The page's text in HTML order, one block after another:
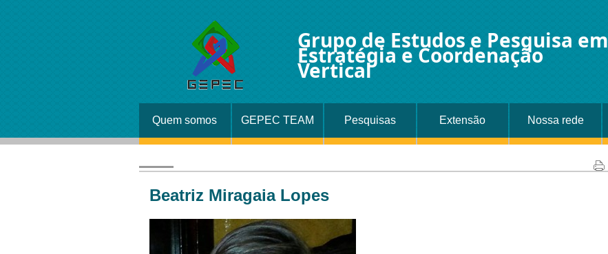
Grupo de Estudos e Pesquisa em
Estratégia e Coordenação
Vertical
Quem somos GEPEC TEAM Pesquisas Extensão Nossa rede
Beatriz Miragaia Lopes